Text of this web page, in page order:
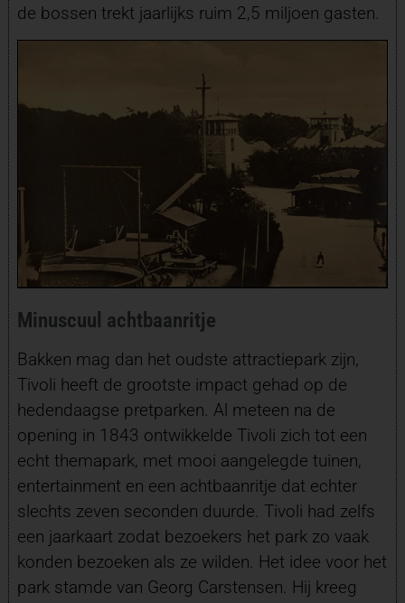
de bossen trekt jaarlijks ruim 2,5 miljoen gasten.
Minuscuul achtbaanritje
Bakken mag dan het oudste attractiepark zijn,
Tivoli heeft de grootste impact gehad op de
hedendaagse pretparken. Al meteen na de
opening in 1843 ontwikkelde Tivoli zich tot een
echt themapark, met mooi aangelegde tuinen,
entertainment en een achtbaanritje dat echter
slechts zeven seconden duurde. Tivoli had zelfs
een jaarkaart zodat bezoekers het park zo vaak
konden bezoeken als ze wilden. Het idee voor het
park stamde van Georg Carstensen. Hij kreeg